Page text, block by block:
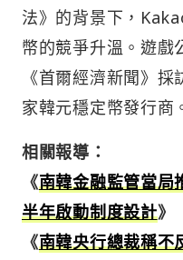
法》的背景下，
幣的競爭升溫。遊戲
《首爾經濟新聞》
家韓元穩定幣發行商
相關報導：
《南韓金融監管當局
半年啟動制度設計》
《南韓央行總裁稱不